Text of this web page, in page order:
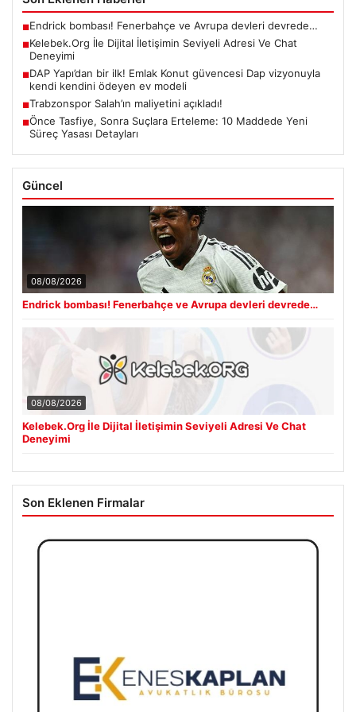
■Endrick bombası! Fenerbahçe ve Avrupa devleri devrede…
■Kelebek.Org İle Dijital İletişimin Seviyeli Adresi Ve Chat
Deneyimi
■DAP Yapı’dan bir ilk! Emlak Konut güvencesi Dap vizyonuyla
kendi kendini ödeyen ev modeli
■Trabzonspor Salah’ın maliyetini açıkladı!
■Önce Tasfiye, Sonra Suçlara Erteleme: 10 Maddede Yeni
Süreç Yasası Detayları
Güncel
08/08/2026
Endrick bombası! Fenerbahçe ve Avrupa devleri devrede…
08/08/2026
Kelebek.Org İle Dijital İletişimin Seviyeli Adresi Ve Chat
Deneyimi
Son Eklenen Firmalar